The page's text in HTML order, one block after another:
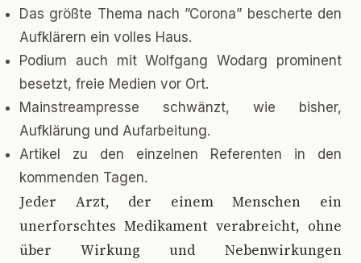
Das größte Thema nach ”Corona” bescherte den
Aufklärern ein volles Haus.
Podium auch mit Wolfgang Wodarg prominent
besetzt, freie Medien vor Ort.
Mainstreampresse schwänzt, wie bisher,
Aufklärung und Aufarbeitung.
Artikel zu den einzelnen Referenten in den
kommenden Tagen.
Jeder Arzt, der einem Menschen ein
unerforschtes Medikament verabreicht, ohne
über Wirkung und Nebenwirkungen